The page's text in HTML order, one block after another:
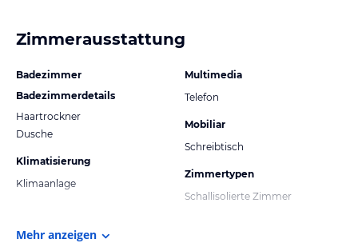
Zimmerausstattung
Badezimmer
Badezimmerdetails
Haartrockner
Dusche
Klimatisierung
Klimaanlage
Multimedia
Telefon
Mobiliar
Schreibtisch
Zimmertypen
Schallisolierte Zimmer
Mehr anzeigen